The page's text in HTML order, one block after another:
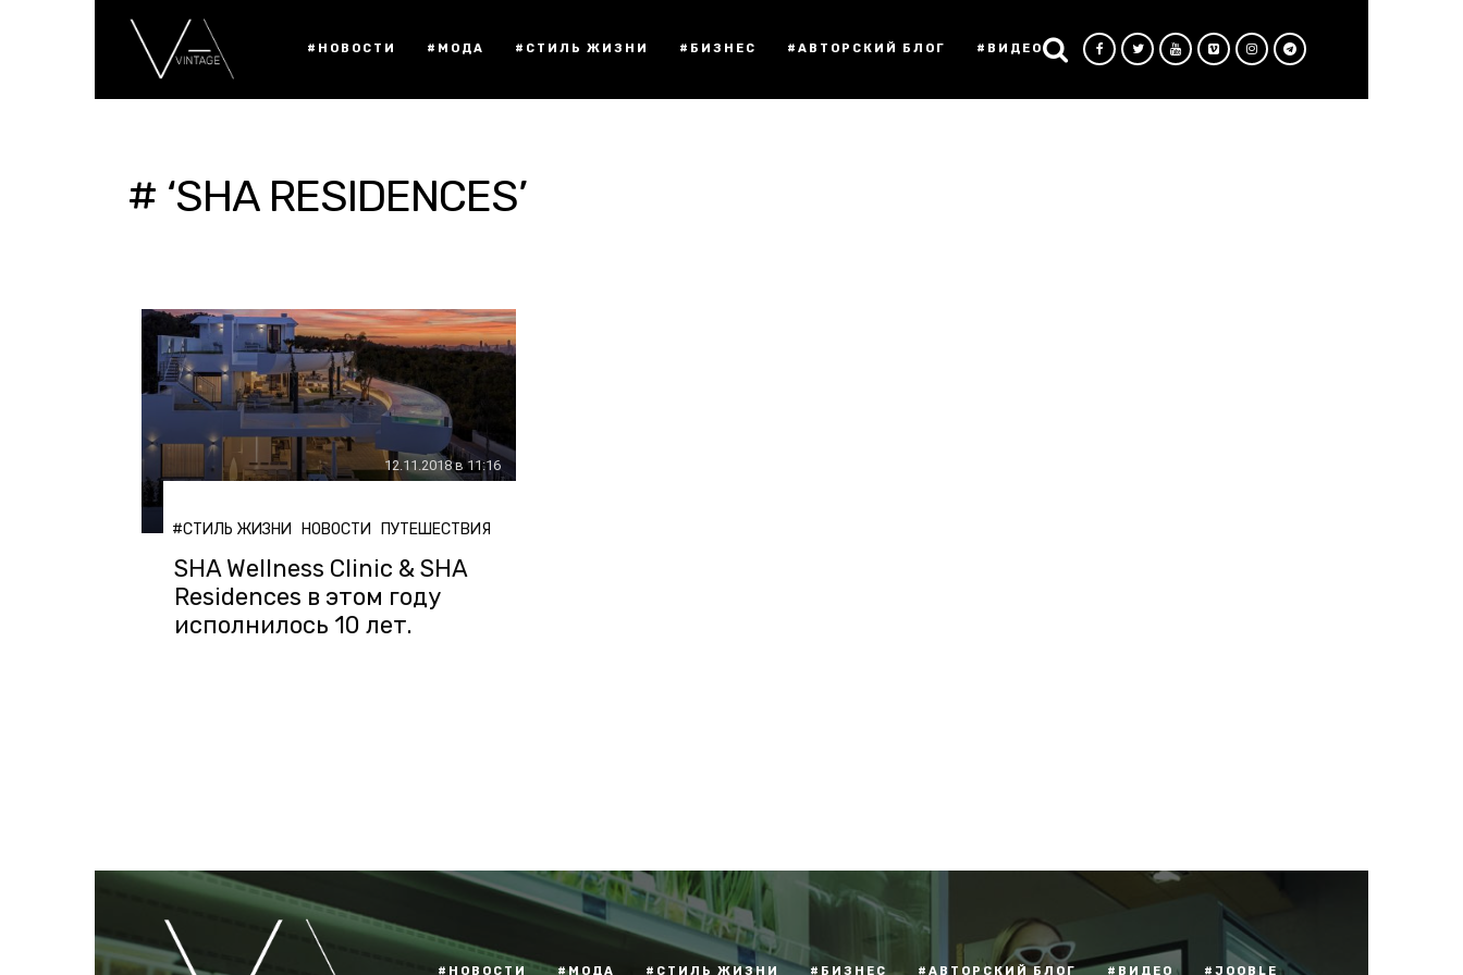
#НОВОСТИ #МОДА #СТИЛЬ ЖИЗНИ #БИЗНЕС #АВТОРСКИЙ БЛОГ #ВИДЕО
# ‘SHA RESIDENCES’
12.11.2018 в 11:16
#СТИЛЬ ЖИЗНИ НОВОСТИ ПУТЕШЕСТВИЯ
SHA Wellness Clinic & SHA
Residences в этом году
исполнилось 10 лет.
#НОВОСТИ #МОДА #СТИЛЬ ЖИЗНИ #БИЗНЕС #АВТОРСКИЙ БЛОГ #ВИДЕО #JOOBLE